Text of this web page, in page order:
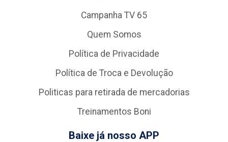
Campanha TV 65
Quem Somos
Política de Privacidade
Política de Troca e Devolução
Politicas para retirada de mercadorias
Treinamentos Boni
Baixe já nosso APP